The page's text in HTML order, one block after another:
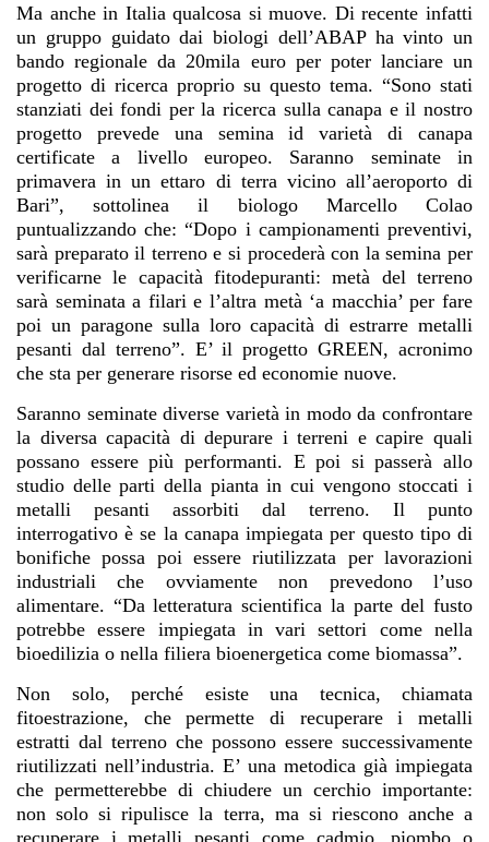
Ma anche in Italia qualcosa si muove. Di recente infatti
un gruppo guidato dai biologi dell’ABAP ha vinto un
bando regionale da 20mila euro per poter lanciare un
progetto di ricerca proprio su questo tema. “Sono stati
stanziati dei fondi per la ricerca sulla canapa e il nostro
progetto prevede una semina id varietà di canapa
certificate a livello europeo. Saranno seminate in
primavera in un ettaro di terra vicino all’aeroporto di
Bari”, sottolinea il biologo Marcello Colao
puntualizzando che: “Dopo i campionamenti preventivi,
sarà preparato il terreno e si procederà con la semina per
verificarne le capacità fitodepuranti: metà del terreno
sarà seminata a filari e l’altra metà ‘a macchia’ per fare
poi un paragone sulla loro capacità di estrarre metalli
pesanti dal terreno”. E’ il progetto GREEN, acronimo
che sta per generare risorse ed economie nuove.
Saranno seminate diverse varietà in modo da confrontare
la diversa capacità di depurare i terreni e capire quali
possano essere più performanti. E poi si passerà allo
studio delle parti della pianta in cui vengono stoccati i
metalli pesanti assorbiti dal terreno. Il punto
interrogativo è se la canapa impiegata per questo tipo di
bonifiche possa poi essere riutilizzata per lavorazioni
industriali che ovviamente non prevedono l’uso
alimentare. “Da letteratura scientifica la parte del fusto
potrebbe essere impiegata in vari settori come nella
bioedilizia o nella filiera bioenergetica come biomassa”.
Non solo, perché esiste una tecnica, chiamata
fitoestrazione, che permette di recuperare i metalli
estratti dal terreno che possono essere successivamente
riutilizzati nell’industria. E’ una metodica già impiegata
che permetterebbe di chiudere un cerchio importante:
non solo si ripulisce la terra, ma si riescono anche a
recuperare i metalli pesanti come cadmio, piombo o